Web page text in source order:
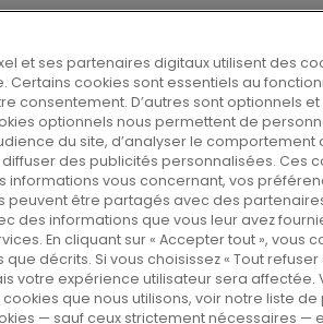
d’or «
»
la distribution de
vu décerner le
et ses partenaires digitaux utilisent des
Certains cookies sont essentiels au
consentement. D’autres sont optionnels
optionnels nous permettent de
du site, d’analyser le
des publicités personnalisées. Ces
informations vous concernant, vos
peuvent être partagés avec des
des informations que vous leur avez
En cliquant sur « Accepter tout », vous
que décrits. Si vous choisissez « Tout
votre expérience utilisateur sera affectée.
cookies que nous utilisons, voir notre liste
— sauf ceux strictement nécessaires —